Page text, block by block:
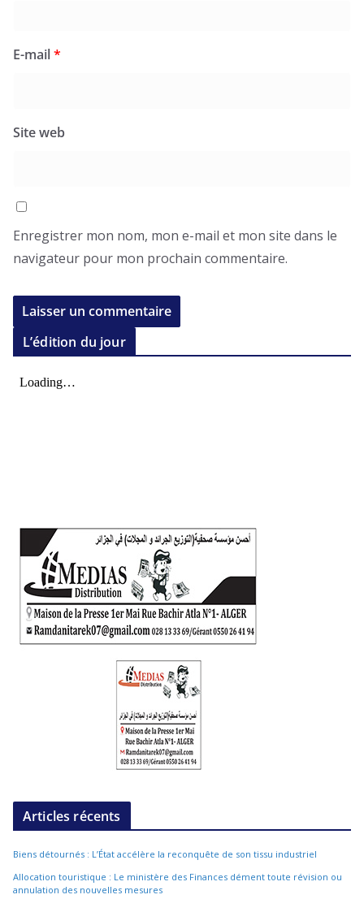
E-mail*
Site web
Enregistrer mon nom, mon e-mail et mon site dans le
navigateur pour mon prochain commentaire.
L’édition du jour
Articles récents
Biens détournés : L’État accélère la reconquête de son tissu industriel
Allocation touristique : Le ministère des Finances dément toute révision ou
annulation des nouvelles mesures